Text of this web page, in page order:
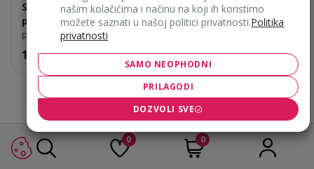
0 0
Silikonska maska Ultra
prozirna
prozirno
11,90€
Ne znaš koji je proizvod pravi za
našim kolačićima i načinu na koji ih koristimo
možete saznati u našoj politici privatnosti.Politika
privatnosti
SAMO NEOPHODNI
PRILAGODI
DOZVOLI SVE